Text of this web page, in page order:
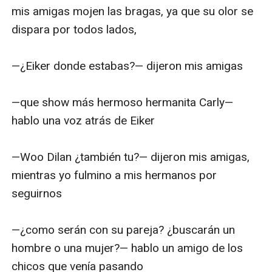
mis amigas mojen las bragas, ya que su olor se
dispara por todos lados,
—¿Eiker donde estabas?— dijeron mis amigas
—que show más hermoso hermanita Carly—
hablo una voz atrás de Eiker
—Woo Dilan ¿también tu?— dijeron mis amigas,
mientras yo fulmino a mis hermanos por
seguirnos
—¿como serán con su pareja? ¿buscarán un
hombre o una mujer?— hablo un amigo de los
chicos que venía pasando